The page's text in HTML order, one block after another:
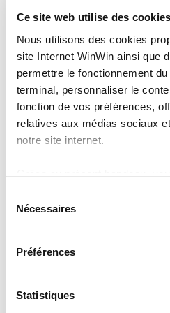
Ce site web utilise des
Nous utilisons des cookies
site Internet WinWin ainsi que
permettre le fonctionnement
terminal, personnaliser le
fonction de vos préférences,
relatives aux médias sociaux
notre site internet.
l’exception des cookies
fonctionnement du site. Une
cookies est accessible sous
fonctionnalités (ex : lecture de
réseaux sociaux, sauvegarde
Nécessaires
Préférences
Statistiques
sont respectées.
2
L’apprenti
d’organiser
quotidien en